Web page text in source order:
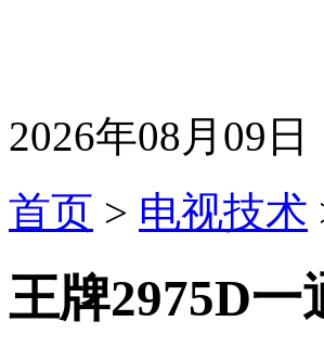
2026年08月09日
首页 > 电视技术
王牌2975D一